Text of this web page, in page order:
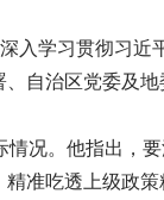
入学习贯彻习近
自治区党委及
况。他指出，
准吃透上级政